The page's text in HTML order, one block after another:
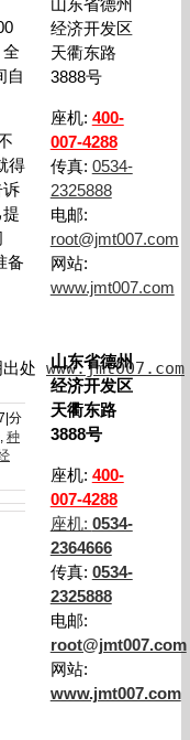
自
得
诉
备
处 www.jmt007.com
分
, 种
山东省德州
经济开发区
天衢东路
3888号
座机: 400-
007-4288
传真: 0534-
2325888
电邮:
root@jmt007.com
网站:
www.jmt007.com
山东省德州
经济开发区
天衢东路
3888号
座机: 400-
007-4288
座机: 0534-
2364666
传真: 0534-
2325888
电邮:
root@jmt007.com
网站:
www.jmt007.com